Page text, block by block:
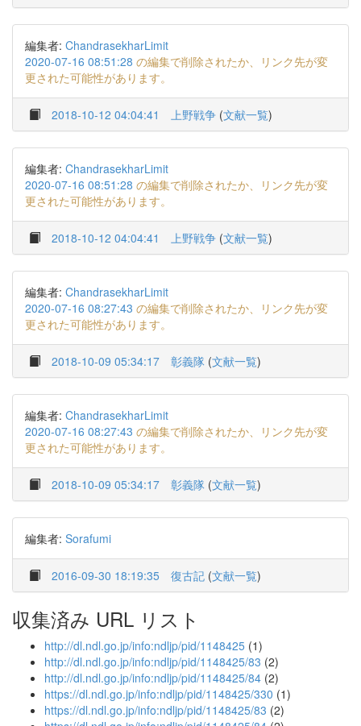
編集者: ChandrasekharLimit
2020-07-16 08:51:28 の編集で削除されたか、リンク先が変
更された可能性があります。
2018-10-12 04:04:41 上野戦争 (文献一覧)
編集者: ChandrasekharLimit
2020-07-16 08:51:28 の編集で削除されたか、リンク先が変
更された可能性があります。
2018-10-12 04:04:41 上野戦争 (文献一覧)
編集者: ChandrasekharLimit
2020-07-16 08:27:43 の編集で削除されたか、リンク先が変
更された可能性があります。
2018-10-09 05:34:17 彰義隊 (文献一覧)
編集者: ChandrasekharLimit
2020-07-16 08:27:43 の編集で削除されたか、リンク先が変
更された可能性があります。
2018-10-09 05:34:17 彰義隊 (文献一覧)
編集者: Sorafumi
2016-09-30 18:19:35 復古記 (文献一覧)
収集済み URL リスト
http://dl.ndl.go.jp/info:ndljp/pid/1148425 (1)
http://dl.ndl.go.jp/info:ndljp/pid/1148425/83 (2)
http://dl.ndl.go.jp/info:ndljp/pid/1148425/84 (2)
https://dl.ndl.go.jp/info:ndljp/pid/1148425/330 (1)
https://dl.ndl.go.jp/info:ndljp/pid/1148425/83 (2)